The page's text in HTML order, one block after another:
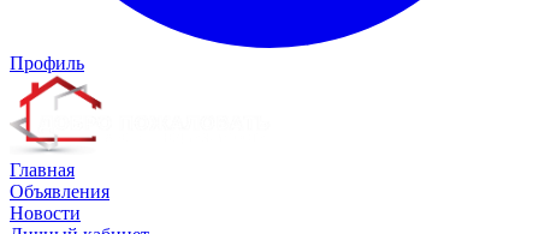
Профиль
Главная
Объявления
Новости